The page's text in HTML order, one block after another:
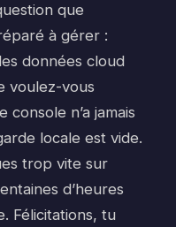
que
à gérer :
données cloud
voulez-vous
n’a jamais
locale est vide.
trop vite sur
d’heures
Félicitations, tu